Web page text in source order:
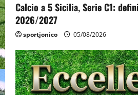
Calcio a 5 Sicilia, Serie C1:
2026/2027
sportjonico 05/08/2026